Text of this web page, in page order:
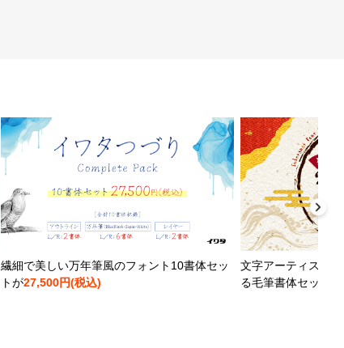
繊細で美しい万年筆風のフォント10書体セッ
トが27,500円(税込)
文字アーティスト
る毛筆書体セットが